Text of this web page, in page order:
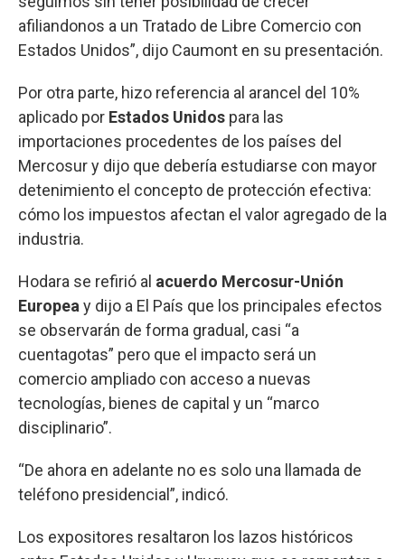
afiliandonos a un Tratado de Libre Comercio con
Estados Unidos”, dijo Caumont en su presentación.
Por otra parte, hizo referencia al arancel del 10%
aplicado por Estados Unidos para las
importaciones procedentes de los países del
Mercosur y dijo que debería estudiarse con mayor
detenimiento el concepto de protección efectiva:
cómo los impuestos afectan el valor agregado de la
industria.
Hodara se refirió al acuerdo Mercosur-Unión
Europea y dijo a El País que los principales efectos
se observarán de forma gradual, casi “a
cuentagotas” pero que el impacto será un
comercio ampliado con acceso a nuevas
tecnologías, bienes de capital y un “marco
disciplinario”.
“De ahora en adelante no es solo una llamada de
teléfono presidencial”, indicó.
Los expositores resaltaron los lazos históricos